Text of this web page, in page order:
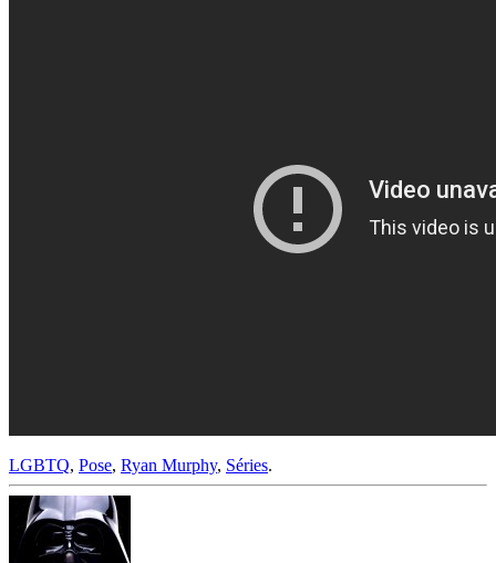
LGBTQ, Pose, Ryan Murphy, Séries.